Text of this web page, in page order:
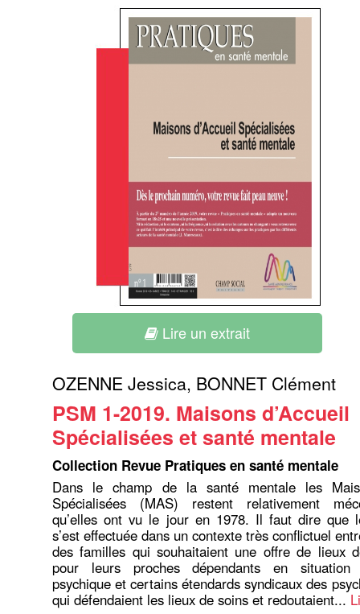
Lire un extrait
OZENNE Jessica, BONNET Clément
PSM 1-2019. Maisons d’Accueil
Spécialisées et santé mentale
Collection Revue Pratiques en santé mentale
Dans le champ de la santé mentale les
Spécialisées (MAS) restent relativement
qu’elles ont vu le jour en 1978. Il faut dire que
s’est effectuée dans un contexte très conflictuel
des familles qui souhaitaient une offre de lieux
pour leurs proches dépendants en situation
psychique et certains étendards syndicaux des
qui défendaient les lieux de soins et redoutaient...